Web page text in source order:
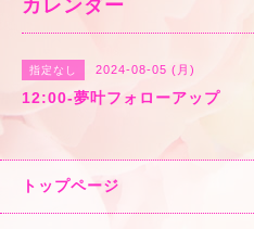
カレンダー
指定なし 2024-08-05 (月)
12:00-夢叶フォローアップ
トップページ